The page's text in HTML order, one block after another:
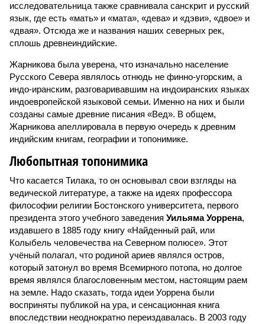
исследовательница также сравнивала санскрит и русский
язык, где есть «мать» и «мата», «дева» и «дэви», «двое» и
«двая». Отсюда же и названия наших северных рек,
сплошь древнеиндийские.
Жарникова была уверена, что изначально население
Русского Севера являлось отнюдь не финно-угорским, а
индо-иранским, разговаривавшим на индоиранских языках
индоевропейской языковой семьи. Именно на них и были
созданы самые древние писания «Вед». В общем,
Жарникова апеллировала в первую очередь к древним
индийским книгам, географии и топонимике.
Любопытная топонимика
Что касается Тилака, то он основывал свои взгляды на
ведической литературе, а также на идеях профессора
философии религии Бостонского университета, первого
президента этого учебного заведения Уильяма Уоррена,
издавшего в 1885 году книгу «Найденный рай, или
Колыбель человечества на Северном полюсе». Этот
учёный полагал, что родиной ариев являлся остров,
который затонул во время Всемирного потопа, но долгое
время являлся благословенным местом, настоящим раем
на земле. Надо сказать, тогда идеи Уоррена были
восприняты публикой на ура, и сенсационная книга
впоследствии неоднократно переиздавалась. В 2003 году